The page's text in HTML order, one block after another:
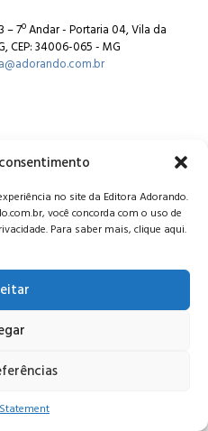
no site da Editora Adorando.
você concorda com o uso de
Para saber mais, clique aqui.
– 7º Andar - Portaria 04, Vila da
CEP: 34006-065 - MG
os direitos reservados.
de privacidade.